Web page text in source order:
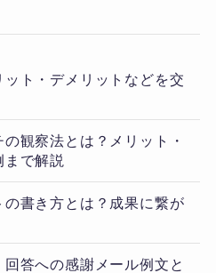
ト・デメリットなどを交
観察法とは？メリット・
で解説
書き方とは？成果に繋が
答への感謝メール例文と